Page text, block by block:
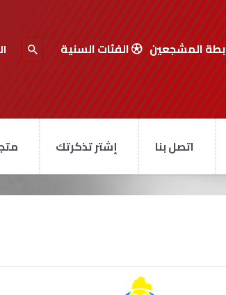
المشجعين الفئات السنية
اتصل بنا إشتر تذكرتك